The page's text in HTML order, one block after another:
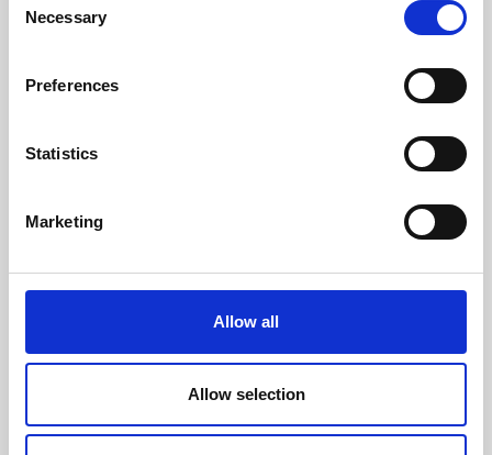
Selection
Necessary
Preferences
Statistics
Marketing
Allow all
Allow selection
Campanha 40 anos das Clínicas Pedro
A Campanha de 40 Anos das Clínicas Pedro